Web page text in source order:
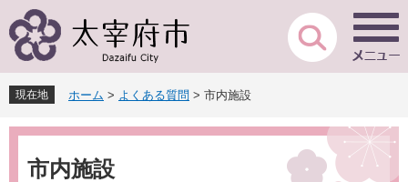
ー
先
頭
で
ニ
を
飛
ば
現在地 ホーム > よくある質問 > 市内施設
本
市内施設